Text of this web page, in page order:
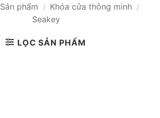
Sản phẩm / Khóa cửa thông minh /
Seakey
LỌC SẢN PHẨM